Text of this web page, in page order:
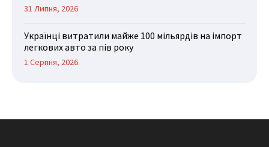
31 Липня, 2026
Українці витратили майже 100 мільярдів на імпорт
легкових авто за пів року
1 Серпня, 2026